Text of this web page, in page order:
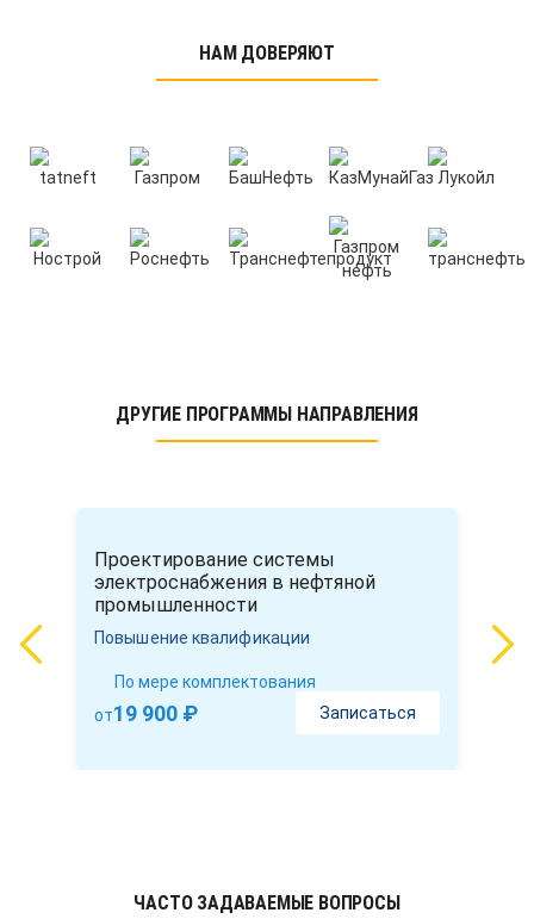
НАМ ДОВЕРЯЮТ
ДРУГИЕ ПРОГРАММЫ НАПРАВЛЕНИЯ
Проектирование системы
электроснабжения в нефтяной
промышленности
Повышение квалификации
По мере комплектования
от19 900 ₽ Записаться
ЧАСТО ЗАДАВАЕМЫЕ ВОПРОСЫ